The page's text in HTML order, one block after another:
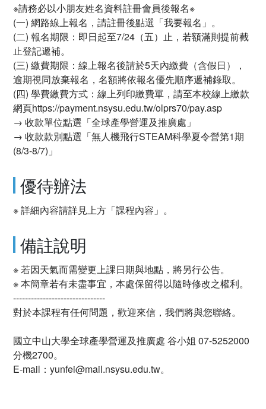
※請務必以小朋友姓名資料註冊會員後報名※
(一) 網路線上報名，請註冊後點選「我要報名」。
(二) 報名期限：即日起至7/24（五）止，若額滿則提前截
止登記遞補。
(三) 繳費期限：線上報名後請於5天內繳費（含假日），
逾期視同放棄報名，名額將依報名優先順序遞補錄取。
(四) 學費繳費方式：線上列印繳費單，請至本校線上繳款
網頁https://payment.nsysu.edu.tw/olprs70/pay.asp
→ 收款單位點選「全球產學營運及推廣處」
→ 收款款別點選「無人機飛行STEAM科學夏令營第1期
(8/3-8/7)」
優待辦法
※ 詳細內容請詳見上方「課程內容」。
備註說明
※ 若因天氣而需變更上課日期與地點，將另行公告。
※ 本簡章若有未盡事宜，本處保留得以隨時修改之權利。
-------------------------------
對於本課程有任何問題，歡迎來信，我們將與您聯絡。
國立中山大學全球產學營運及推廣處 谷小姐 07-5252000
分機2700。
E-mail：yunfei@mail.nsysu.edu.tw。